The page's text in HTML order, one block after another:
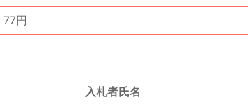
77円
入札者氏名